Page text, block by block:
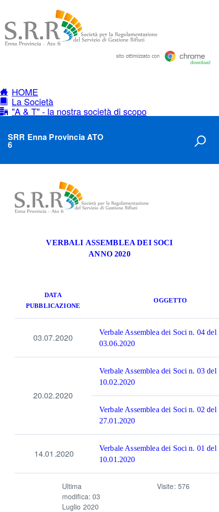
HOME
La Società
"A & T" - la nostra società di scopo
SRR Enna Provincia ATO
6
VERBALI ASSEMBLEA DEI SOCI
ANNO 2020
DATA
PUBBLICAZIONE
OGGETTO
03.07.2020
Verbale Assemblea dei Soci n. 04 del
03.06.2020
20.02.2020
Verbale Assemblea dei Soci n. 03 del
10.02.2020
Verbale Assemblea dei Soci n. 02 del
27.01.2020
14.01.2020
Verbale Assemblea dei Soci n. 01 del
10.01.2020
Ultima
modifica: 03
Luglio 2020
Visite: 576